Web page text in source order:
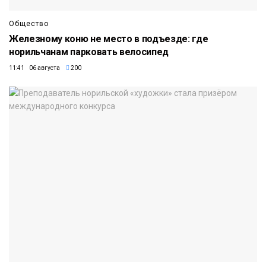
Общество
Железному коню не место в подъезде: где
норильчанам парковать велосипед
11:41 06 августа 200